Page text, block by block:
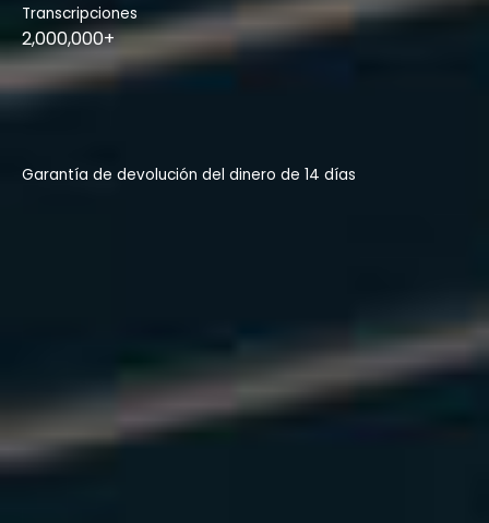
Transcripciones
2,000,000+
Garantía de devolución del dinero de 14 días